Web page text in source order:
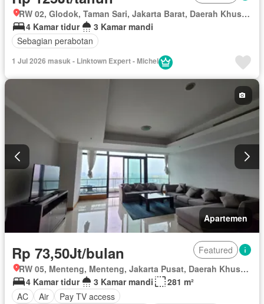
RW 02, Glodok, Taman Sari, Jakarta Barat, Daerah Khusus Ibukota Jakarta
4 Kamar tidur
3 Kamar mandi
Sebagian perabotan
1 Jul 2026 masuk - Linktown Expert - Michel
Apartemen
Rp 73,50Jt/bulan
Featured
RW 05, Menteng, Menteng, Jakarta Pusat, Daerah Khusus Ibukota Jakarta
4 Kamar tidur
3 Kamar mandi
281 m²
AC
Air
Pay TV access